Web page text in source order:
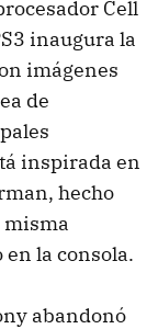
Cell
inaugura la
imágenes
de
inspirada en
hecho
la consola.
abandonó